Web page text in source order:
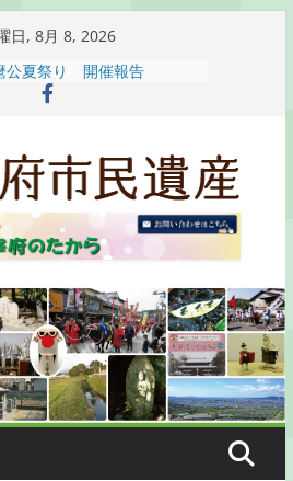
日, 8月 8, 2026
公夏祭り 開催報告
勉強会が開催されます
つり子どもみこし開催のお
け体験のお知らせ